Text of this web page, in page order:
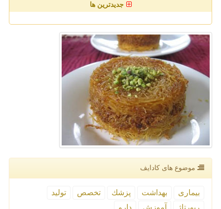
جدیدترین ها
موضوع های كادایف
بیماری بهداشت پزشك تخصص
تولید
رپورتاژ
آموزش دارو